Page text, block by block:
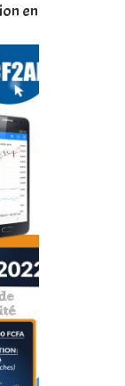
en
Cameroun